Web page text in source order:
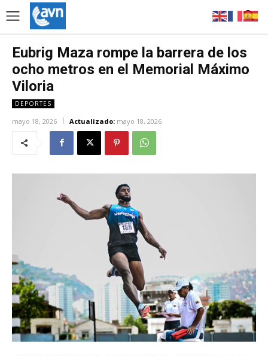
Eubrig Maza rompe la barrera de los
ocho metros en el Memorial Máximo
Viloria
DEPORTES
mayo 18, 2026 Actualizado: mayo 18, 2026